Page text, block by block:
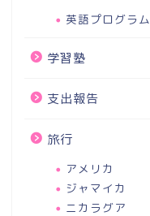
英語プログラム
学習塾
支出報告
旅行
アメリカ
ジャマイカ
ニカラグア